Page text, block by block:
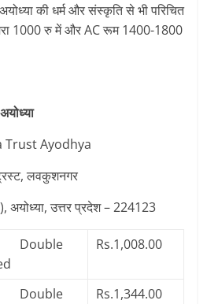
की धर्म और संस्कृति से भी परिचित
1000 रु में और AC रूम 1400-1800
Trust Ayodhya
लवकुशनगर
अयोध्या, उत्तर प्रदेश – 224123
Double
Rs.1,008.00
Double
Rs.1,344.00